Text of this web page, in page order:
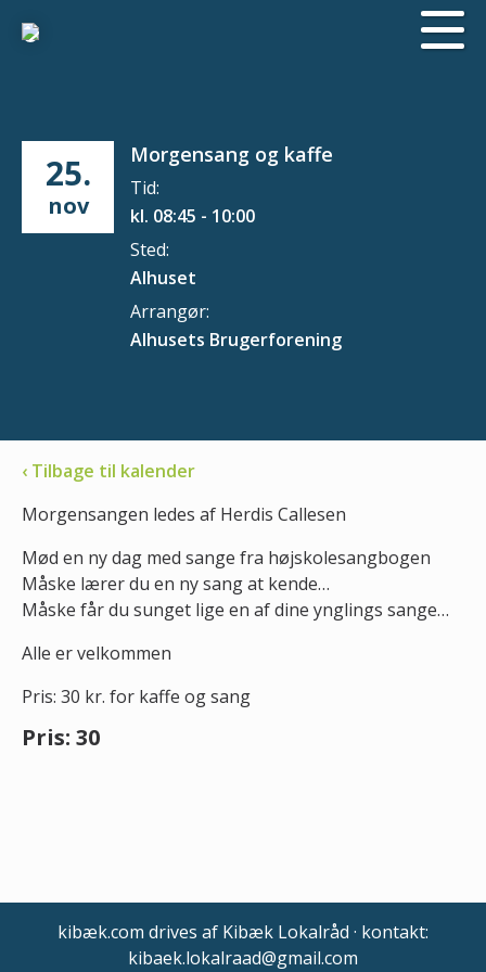
25.
nov
Morgensang og kaffe
Tid:
kl. 08:45 - 10:00
Sted:
Alhuset
Arrangør:
Alhusets Brugerforening
‹ Tilbage til kalender
Morgensangen ledes af Herdis Callesen
Mød en ny dag med sange fra højskolesangbogen
Måske lærer du en ny sang at kende…
Måske får du sunget lige en af dine ynglings sange…
Alle er velkommen
Pris: 30 kr. for kaffe og sang
Pris: 30
kibæk.com drives af Kibæk Lokalråd · kontakt:
kibaek.lokalraad@gmail.com